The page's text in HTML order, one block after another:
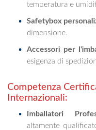
temperatura e
Safetybox
dimensione.
Accessori per
esigenza di
Competenza
Internazionali:
Imballatori
altamente